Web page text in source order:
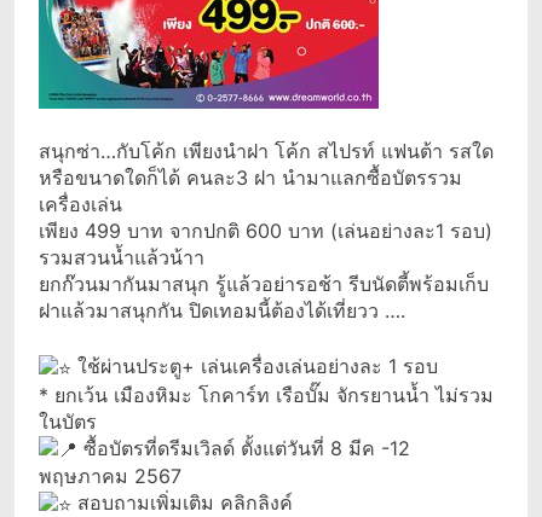
สนุกซ่า…กับโค้ก เพียงนำฝา โค้ก สไปรท์ แฟนต้า รสใด
หรือขนาดใดก็ได้ คนละ3 ฝา นำมาแลกซื้อบัตรรวม
เครื่องเล่น
เพียง 499 บาท จากปกติ 600 บาท (เล่นอย่างละ1 รอบ)
รวมสวนน้ำแล้วน้าา
ยกก๊วนมากันมาสนุก รู้แล้วอย่ารอช้า รีบนัดตี้พร้อมเก็บ
ฝาแล้วมาสนุกกัน ปิดเทอมนี้ต้องได้เที่ยวว ….
ใช้ผ่านประตู+ เล่นเครื่องเล่นอย่างละ 1 รอบ
* ยกเว้น เมืองหิมะ โกคาร์ท เรือบั๊ม จักรยานน้ำ ไม่รวม
ในบัตร
ซื้อบัตรที่ดรีมเวิลด์ ตั้งแต่วันที่ 8 มีค -12
พฤษภาคม 2567
สอบถามเพิ่มเติม คลิกลิงค์